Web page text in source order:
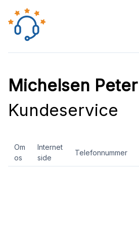
Michelsen Peter
Kundeservice
Om
os
Internet
side
Telefonnummer